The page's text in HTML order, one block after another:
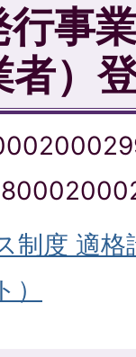
事
）
制度 適